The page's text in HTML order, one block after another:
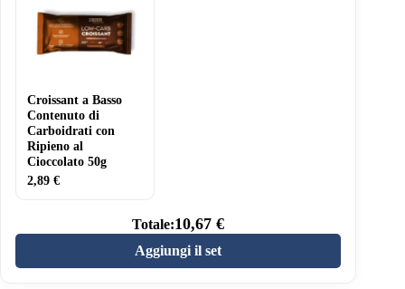
Croissant a Basso
Contenuto di
Carboidrati con
Ripieno al
Cioccolato 50g
2,89 €
Totale:10,67€
Aggiungi il set